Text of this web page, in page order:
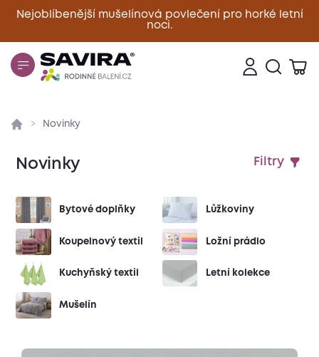
Nejoblíbenější mušelínová povlečení pro horké letní
noci.
Zavřít
Novinky
Novinky Filtry
Bytové doplňky Lůžkoviny
Koupelnový textil Ložní prádlo
Kuchyňský textil Letní kolekce
Mušelín